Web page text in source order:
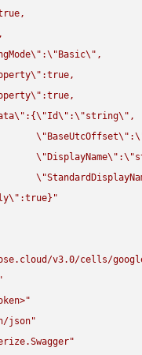
\" :\" Basic\" ,
\" :true,
\" :true,
\" :{\"Id\" :\"string\" ,
\" BaseUtcOffset\" :
\" DisplayName\" :\"
\"
\" :true}"
v3.0/cells/
json"